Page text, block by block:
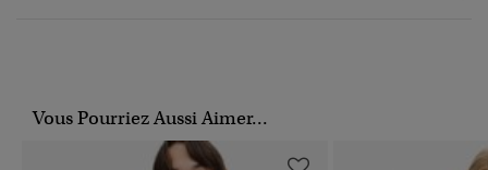
Vous Pourriez Aussi Aimer...